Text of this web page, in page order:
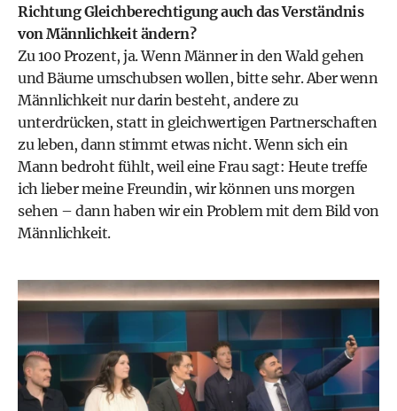
Richtung Gleichberechtigung auch das Verständnis
von Männlichkeit ändern?
Zu 100 Prozent, ja. Wenn Männer in den Wald gehen
und Bäume umschubsen wollen, bitte sehr. Aber wenn
Männlichkeit nur darin besteht, andere zu
unterdrücken, statt in gleichwertigen Partnerschaften
zu leben, dann stimmt etwas nicht. Wenn sich ein
Mann bedroht fühlt, weil eine Frau sagt: Heute treffe
ich lieber meine Freundin, wir können uns morgen
sehen – dann haben wir ein Problem mit dem Bild von
Männlichkeit.